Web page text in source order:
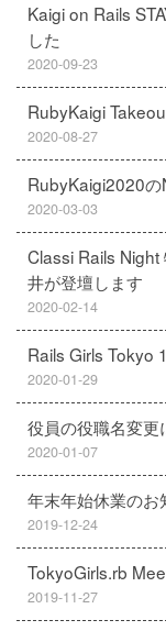
Kaigi on Rails
した
2020-09-23
RubyKaigi
2020-08-27
RubyKaigi2020
2020-03-03
Classi Rails Night
井が登壇します
2020-02-14
Rails Girls Tokyo
2020-01-29
役員の役職名変
2020-01-07
年末年始休業の
2019-12-24
TokyoGirls.rb
2019-11-27